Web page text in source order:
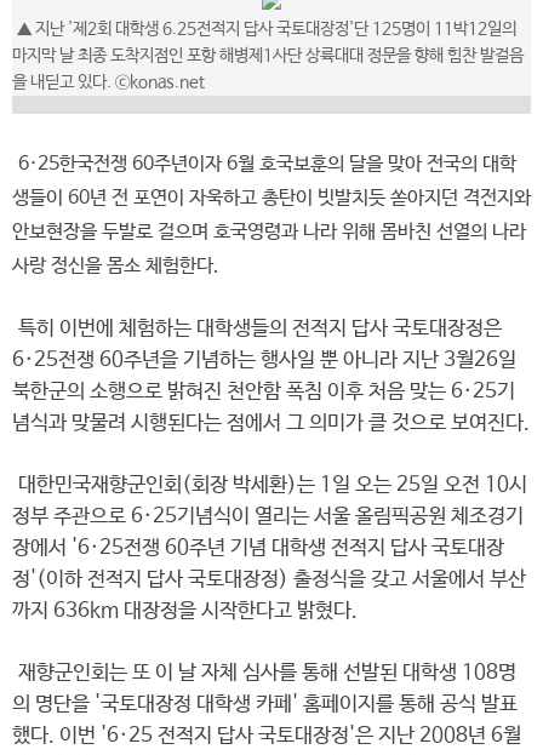
▲ 지난 '제2회 대학생 6.25전적지 답사 국토대장정'단 125명이 11박12일의
마지막 날 최종 도착지점인 포항 해병제1사단 상륙대대 정문을 향해 힘찬 발걸음
을 내딛고 있다. ⓒkonas.net
6·25한국전쟁 60주년이자 6월 호국보훈의 달을 맞아 전국의 대학
생들이 60년 전 포연이 자욱하고 총탄이 빗발치듯 쏟아지던 격전지와
안보현장을 두발로 걸으며 호국영령과 나라 위해 몸바친 선열의 나라
사랑 정신을 몸소 체험한다.
특히 이번에 체험하는 대학생들의 전적지 답사 국토대장정은
6·25전쟁 60주년을 기념하는 행사일 뿐 아니라 지난 3월26일
북한군의 소행으로 밝혀진 천안함 폭침 이후 처음 맞는 6·25기
념식과 맞물려 시행된다는 점에서 그 의미가 클 것으로 보여진다.
대한민국재향군인회(회장 박세환)는 1일 오는 25일 오전 10시
정부 주관으로 6·25기념식이 열리는 서울 올림픽공원 체조경기
장에서 '6·25전쟁 60주년 기념 대학생 전적지 답사 국토대장
정'(이하 전적지 답사 국토대장정) 출정식을 갖고 서울에서 부산
까지 636km 대장정을 시작한다고 밝혔다.
재향군인회는 또 이 날 자체 심사를 통해 선발된 대학생 108명
의 명단을 '국토대장정 대학생 카페' 홈페이지를 통해 공식 발표
했다. 이번 '6·25 전적지 답사 국토대장정'은 지난 2008년 6월